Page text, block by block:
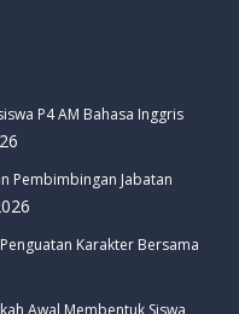
P4 AM Bahasa Inggris
Pembimbingan Jabatan
Karakter Bersama